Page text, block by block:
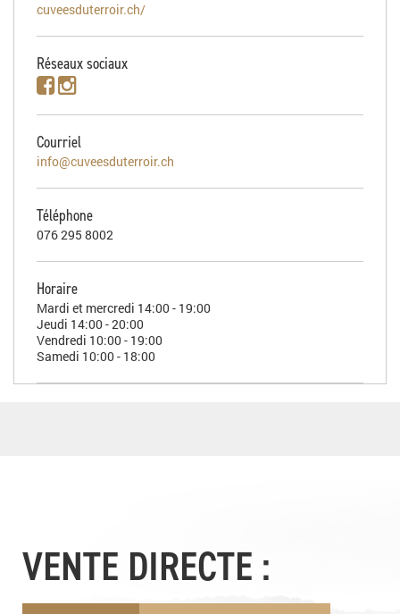
cuveesduterroir.ch/
Réseaux sociaux
Courriel
info@cuveesduterroir.ch
Téléphone
076 295 8002
Horaire
Mardi et mercredi 14:00 - 19:00
Jeudi 14:00 - 20:00
Vendredi 10:00 - 19:00
Samedi 10:00 - 18:00
VENTE DIRECTE :